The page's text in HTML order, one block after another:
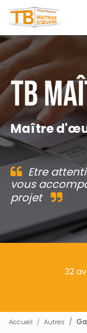
au
contenu
principal
Maître
Etre
vous
projet
32
Accueil Autres